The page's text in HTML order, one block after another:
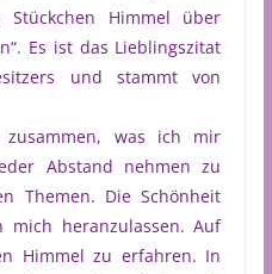
Himmel über
Es ist das Lieblingszitat
und stammt von
was ich mir
Abstand nehmen zu
Themen. Die Schönheit
heranzulassen. Auf
Himmel zu erfahren. In